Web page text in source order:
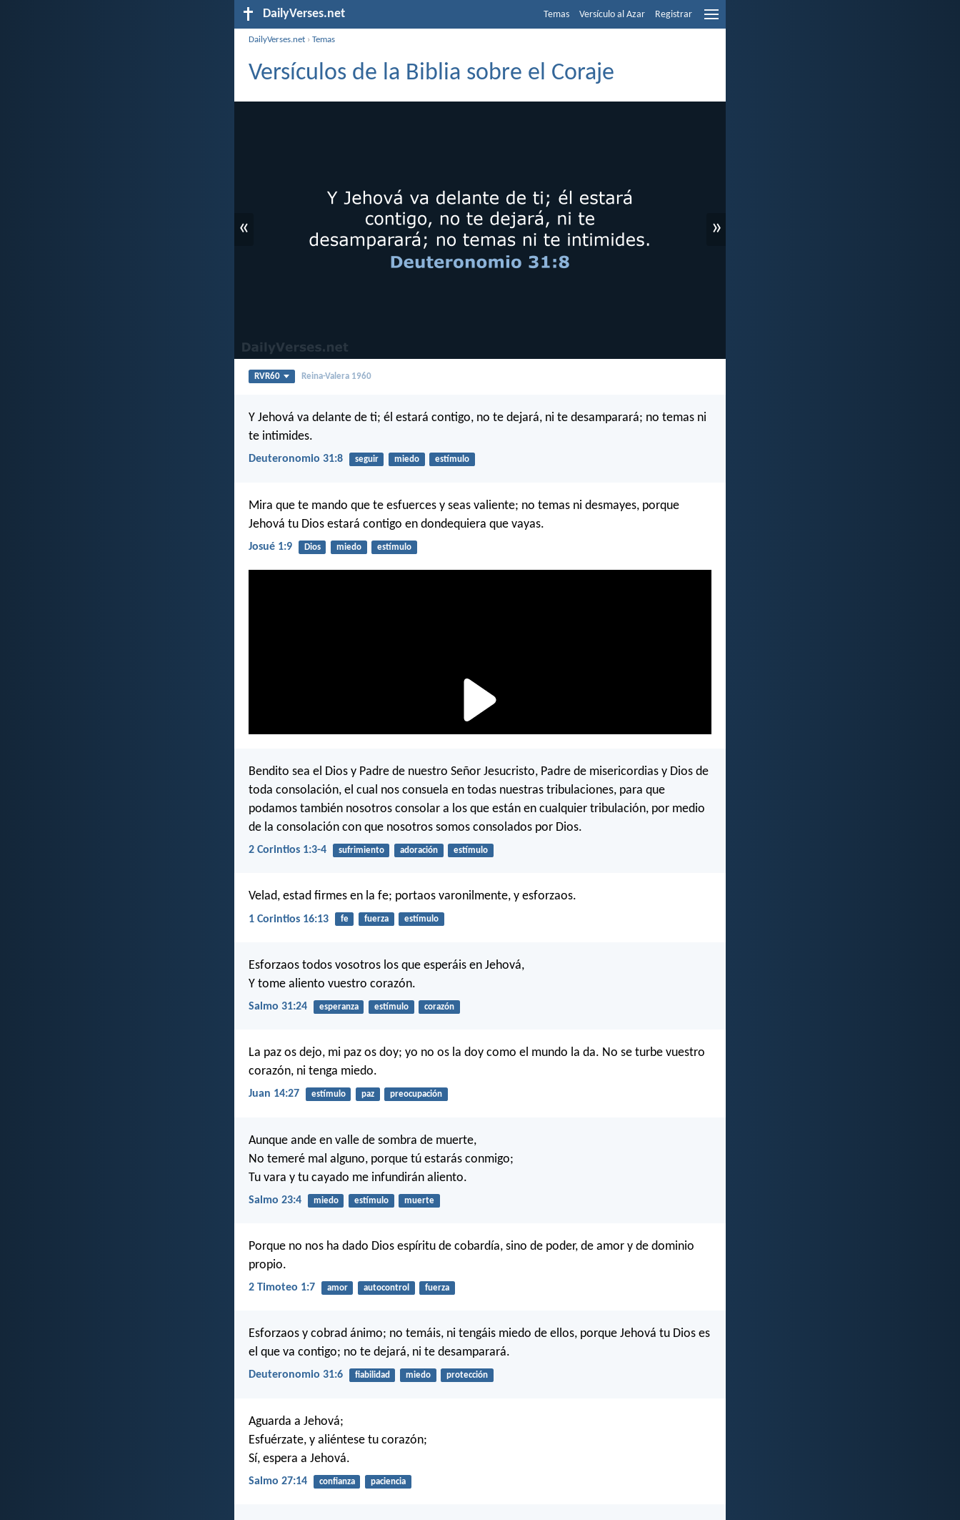
DailyVerses.net Temas Versículo al Azar Registrar
DailyVerses.net ›Temas
Versículos de la Biblia sobre el Coraje
« »
RVR60 Reina-Valera 1960
Y Jehová va delante de ti; él estará contigo, no te dejará, ni te desamparará; no temas ni
te intimides.
Deuteronomio 31:8 seguir miedo estímulo
Mira que te mando que te esfuerces y seas valiente; no temas ni desmayes, porque
Jehová tu Dios estará contigo en dondequiera que vayas.
Josué 1:9 Dios miedo estímulo
Bendito sea el Dios y Padre de nuestro Señor Jesucristo, Padre de misericordias y Dios de
toda consolación, el cual nos consuela en todas nuestras tribulaciones, para que
podamos también nosotros consolar a los que están en cualquier tribulación, por medio
de la consolación con que nosotros somos consolados por Dios.
2 Corintios 1:3-4 sufrimiento adoración estímulo
Velad, estad firmes en la fe; portaos varonilmente, y esforzaos.
1 Corintios 16:13 fe fuerza estímulo
Esforzaos todos vosotros los que esperáis en Jehová,
Y tome aliento vuestro corazón.
Salmo 31:24 esperanza estímulo corazón
La paz os dejo, mi paz os doy; yo no os la doy como el mundo la da. No se turbe vuestro
corazón, ni tenga miedo.
Juan 14:27 estímulo paz preocupación
Aunque ande en valle de sombra de muerte,
No temeré mal alguno, porque tú estarás conmigo;
Tu vara y tu cayado me infundirán aliento.
Salmo 23:4 miedo estímulo muerte
Porque no nos ha dado Dios espíritu de cobardía, sino de poder, de amor y de dominio
propio.
2 Timoteo 1:7 amor autocontrol fuerza
Esforzaos y cobrad ánimo; no temáis, ni tengáis miedo de ellos, porque Jehová tu Dios es
el que va contigo; no te dejará, ni te desamparará.
Deuteronomio 31:6 fiabilidad miedo protección
Aguarda a Jehová;
Esfuérzate, y aliéntese tu corazón;
Sí, espera a Jehová.
Salmo 27:14 confianza paciencia